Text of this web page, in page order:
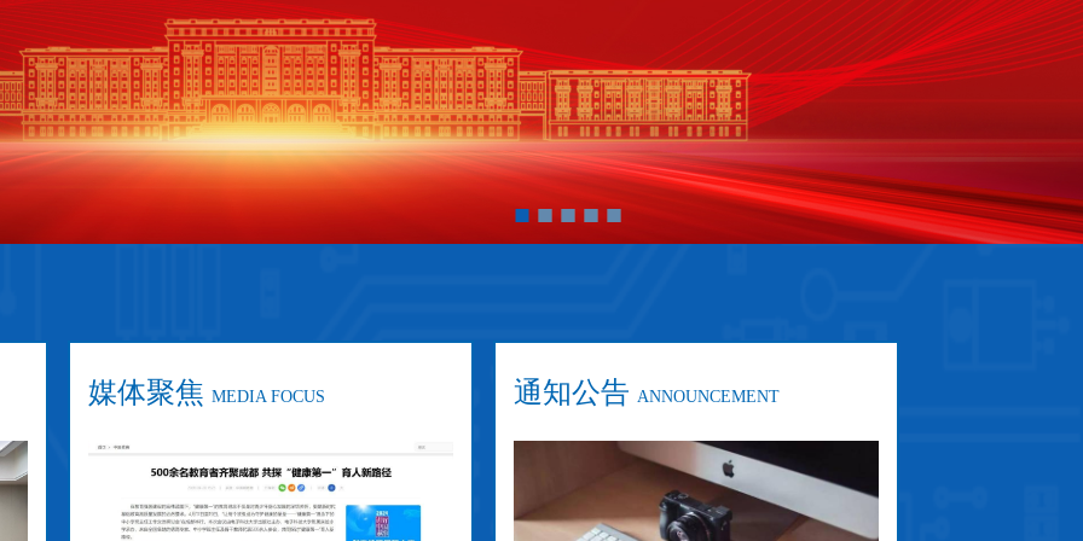
媒体聚焦 MEDIA FOCUS 通知公告 ANNOUNCEMENT